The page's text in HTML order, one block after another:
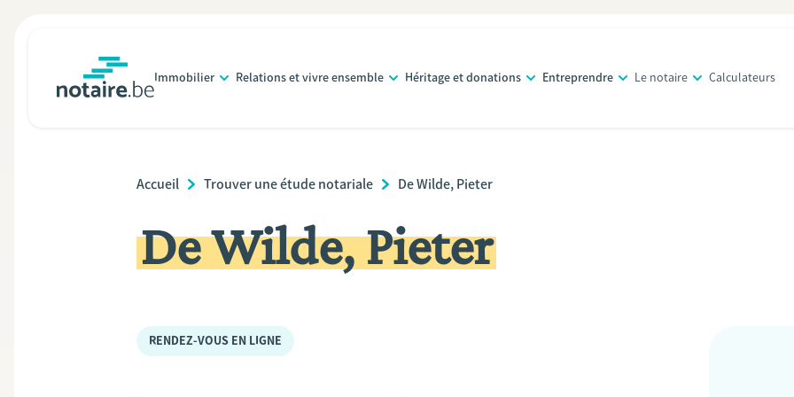
principal
Immobilier Relations et vivre ensemble Héritage et donations Entreprendre Le notaire Calculateurs
Breadcrumb
Accueil Trouver une étude notariale De Wilde, Pieter
De Wilde, Pieter
RENDEZ-VOUS EN LIGNE